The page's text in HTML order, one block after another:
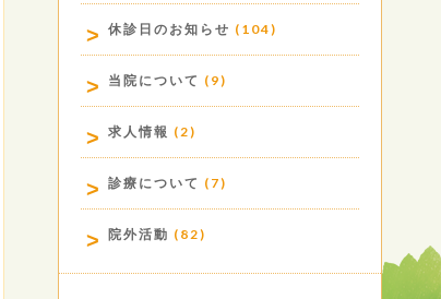
休診日のお知らせ (104)
当院について (9)
求人情報 (2)
診療について (7)
院外活動 (82)